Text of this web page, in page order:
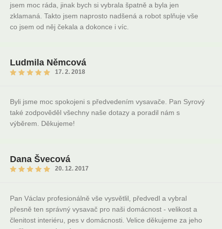
jsem moc ráda, jinak bych si vybrala špatně a byla jen
zklamaná. Takto jsem naprosto nadšená a robot splňuje vše
co jsem od něj čekala a dokonce i víc.
Ludmila Němcová
17. 2. 2018
Byli jsme moc spokojeni s předvedením vysavače. Pan Syrový
také zodpověděl všechny naše dotazy a poradil nám s
výběrem. Děkujeme!
Dana Švecová
20. 12. 2017
Pan Václav profesionálně vše vysvětlil, předvedl a vybral
přesně ten správný vysavač pro naši domácnost - velikost a
členitost interiéru, pes v domácnosti. Velice děkujeme za jeho